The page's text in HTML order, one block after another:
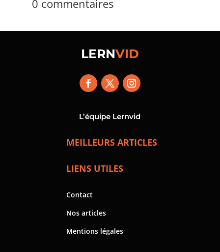
0 commentaires
LERNVID
L’équipe Lernvid
MEILLEURS ARTICLES
LIENS UTILES
Contact
Nos articles
Mentions légales